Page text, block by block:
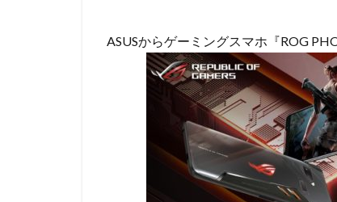
ASUSからゲーミングスマホ『ROG